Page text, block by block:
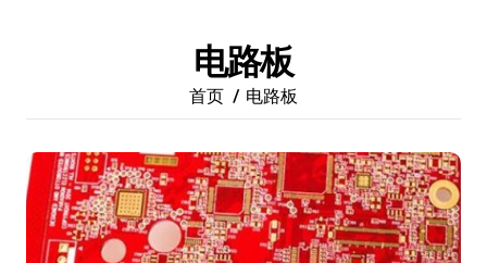
电路板
首页 电路板